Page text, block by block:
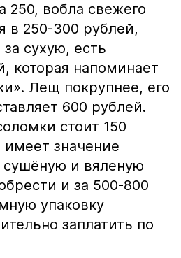
250, вобла свежего
в 250-300 рублей,
сухую, есть
которая напоминает
Лещ покрупнее, его
600 рублей.
стоит 150
имеет значение
и вяленую
и за 500-800
упаковку
заплатить по